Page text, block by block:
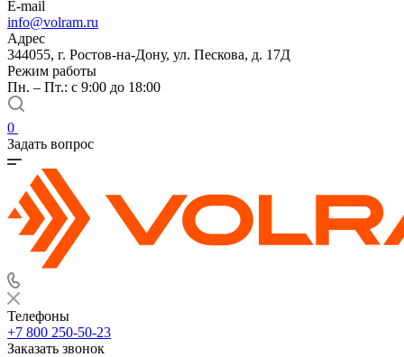
E-mail
info@volram.ru
Адрес
344055, г. Ростов-на-Дону, ул. Пескова, д. 17Д
Режим работы
Пн. – Пт.: с 9:00 до 18:00
0
Задать вопрос
Телефоны
+7 800 250-50-23
Заказать звонок